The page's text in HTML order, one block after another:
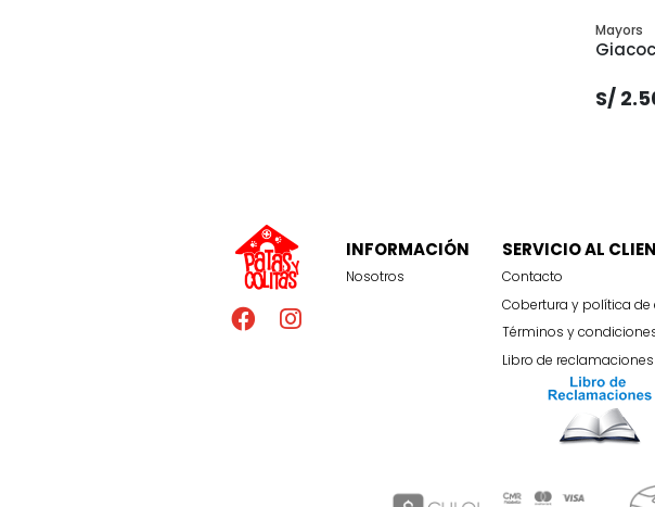
Mayors
S/
INFORMACIÓN
Nosotros
SERVICIO AL
Contacto
Cobertura y política de
Términos y
Libro de reclamaciones